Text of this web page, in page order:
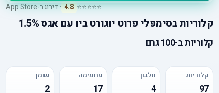
⭐⭐⭐⭐⭐
4.8 · דירוג ב-App Store
קלוריותבסימפלי פרוט יוגורט ביו עם אגס 1.5%
קלוריותב-100 גרם
קלוריות
97
חלבון
4
פחמימה
17
שומן
2